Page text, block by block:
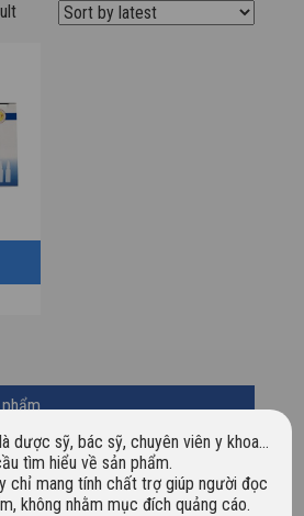
dược sỹ, bác sỹ, chuyên viên y khoa…
tìm hiểu về sản phẩm.
chỉ mang tính chất trợ giúp người đọc
không nhằm mục đích quảng cáo.